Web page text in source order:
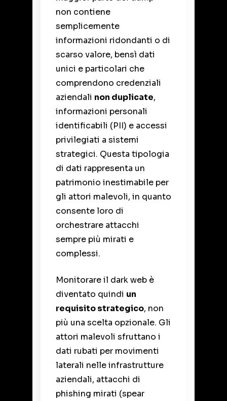
non contiene
semplicemente
informazioni ridondanti o di
scarso valore, bensì dati
unici e particolari che
comprendono credenziali
aziendali non duplicate,
informazioni personali
identificabili (PII) e accessi
privilegiati a sistemi
strategici. Questa tipologia
di dati rappresenta un
patrimonio inestimabile per
gli attori malevoli, in quanto
consente loro di
orchestrare attacchi
sempre più mirati e
complessi.
Monitorare il dark web è
diventato quindi un
requisito strategico, non
più una scelta opzionale. Gli
attori malevoli sfruttano i
dati rubati per movimenti
laterali nelle infrastrutture
aziendali, attacchi di
phishing mirati (spear